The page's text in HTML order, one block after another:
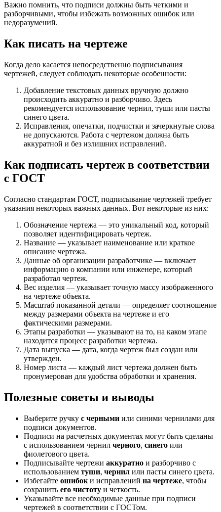
Важно помнить, что подписи должны быть четкими и
разборчивыми, чтобы избежать возможных ошибок или
недоразумений.
Как писать на чертеже
Когда дело касается непосредственно подписывания
чертежей, следует соблюдать некоторые особенности:
Добавление текстовых данных вручную должно
происходить аккуратно и разборчиво. Здесь
рекомендуется использование чернил, туши или пасты
синего цвета.
Исправления, опечатки, подчистки и зачеркнутые слова
не допускаются. Работа с чертежом должна быть
аккуратной и без излишних исправлений.
Как подписать чертеж в соответствии
с ГОСТ
Согласно стандартам ГОСТ, подписывание чертежей требует
указания некоторых важных данных. Вот некоторые из них:
Обозначение чертежа — это уникальный код, который
позволяет идентифицировать чертеж.
Название — указывает наименование или краткое
описание чертежа.
Данные об организации разработчике — включает
информацию о компании или инженере, который
разработал чертеж.
Вес изделия — указывает точную массу изображенного
на чертеже объекта.
Масштаб показанной детали — определяет соотношение
между размерами объекта на чертеже и его
фактическими размерами.
Этапы разработки — указывают на то, на каком этапе
находится процесс разработки чертежа.
Дата выпуска — дата, когда чертеж был создан или
утвержден.
Номер листа — каждый лист чертежа должен быть
пронумерован для удобства обработки и хранения.
Полезные советы и выводы
Выберите ручку с черными или синими чернилами для
подписи документов.
Подписи на расчетных документах могут быть сделаны
с использованием чернил черного, синего или
фиолетового цвета.
Подписывайте чертежи аккуратно и разборчиво с
использованием туши, чернил или пасты синего цвета.
Избегайте ошибок и исправлений на чертеже, чтобы
сохранить его чистоту и четкость.
Указывайте все необходимые данные при подписи
чертежей в соответствии с ГОСТом.